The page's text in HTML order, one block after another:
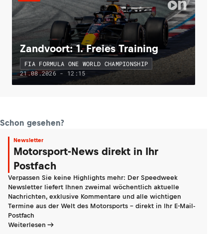
Zandvoort: 1. Freies Training
FIA FORMULA ONE WORLD CHAMPIONSHIP
21.08.2026 - 12:15
Schon gesehen?
Newsletter
Motorsport-News direkt in Ihr
Postfach
Verpassen Sie keine Highlights mehr: Der Speedweek
Newsletter liefert Ihnen zweimal wöchentlich aktuelle
Nachrichten, exklusive Kommentare und alle wichtigen
Termine aus der Welt des Motorsports - direkt in Ihr E-Mail-
Postfach
Weiterlesen